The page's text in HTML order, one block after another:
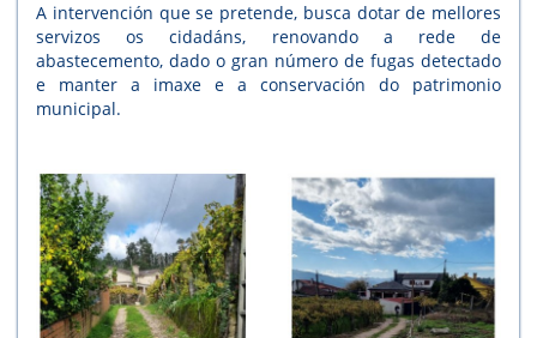
A intervención que se pretende, busca dotar de mellores
servizos os cidadáns, renovando a rede de
abastecemento, dado o gran número de fugas detectado
e manter a imaxe e a conservación do patrimonio
municipal.